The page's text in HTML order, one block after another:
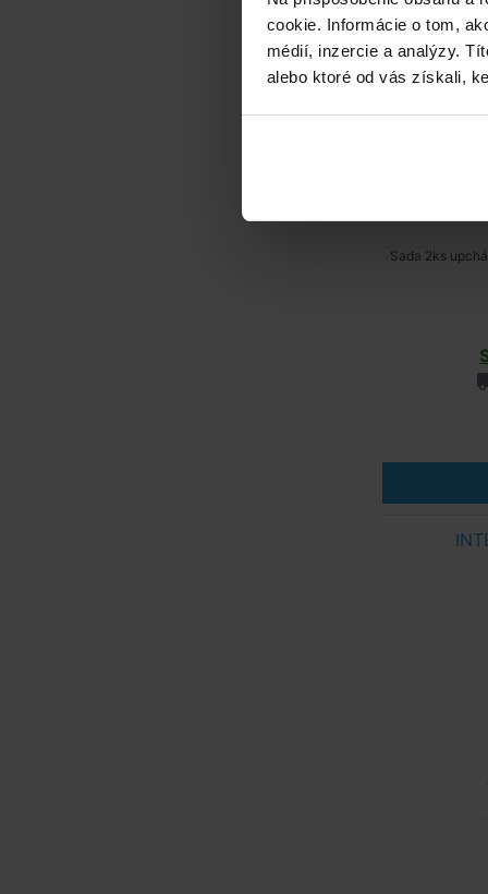
cookie. Informácie o tom,
médií, inzercie a analýzy.
alebo ktoré od vás získali,
Sada 2ks